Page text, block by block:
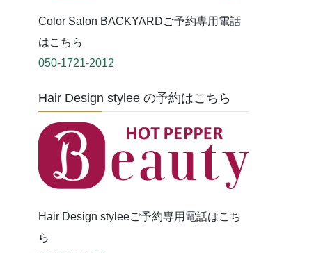
Color Salon BACKYARDご予約専用電話
はこちら
050-1721-2012
Hair Design stylee の予約はこちら
Hair Design styleeご予約専用電話はこち
ら